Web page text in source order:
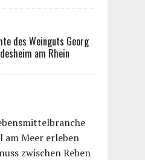
des Weinguts Georg
am Rhein
am Meer erleben
zwischen Reben